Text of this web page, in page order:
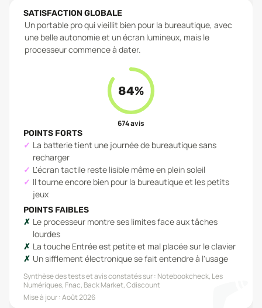
SATISFACTION GLOBALE
Un portable pro qui vieillit bien pour la bureautique, avec
une belle autonomie et un écran lumineux, mais le
processeur commence à dater.
84%
674avis
POINTS FORTS
La batterie tient une journée de bureautique sans
recharger
L'écran tactile reste lisible même en plein soleil
Il tourne encore bien pour la bureautique et les petits
jeux
POINTS FAIBLES
Le processeur montre ses limites face aux tâches
lourdes
La touche Entrée est petite et mal placée sur le clavier
Un sifflement électronique se fait entendre à l'usage
Synthèse des tests et avis constatés sur : Notebookcheck, Les
Numériques, Fnac, Back Market, Cdiscount
Mise à jour :Août 2026